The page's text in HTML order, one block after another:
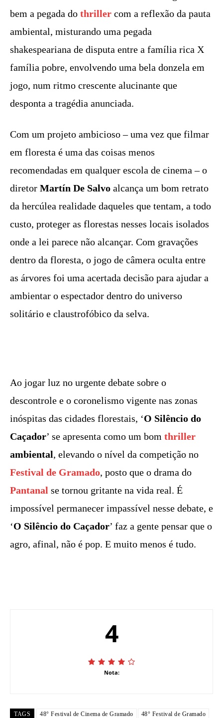
bem a pegada do thriller com a reflexão da pauta
ambiental, misturando uma pegada
shakespeariana de disputa entre a família rica X
família pobre, envolvendo uma bela donzela em
jogo, num ritmo crescente alucinante que
desponta a tragédia anunciada.
Com um projeto ambicioso – uma vez que filmar
em floresta é uma das coisas menos
recomendadas em qualquer escola de cinema – o
diretor Martín De Salvo alcança um bom retrato
da hercúlea realidade daqueles que tentam, a todo
custo, proteger as florestas nesses locais isolados
onde a lei parece não alcançar. Com gravações
dentro da floresta, o jogo de câmera oculta entre
as árvores foi uma acertada decisão para ajudar a
ambientar o espectador dentro do universo
solitário e claustrofóbico da selva.
Ao jogar luz no urgente debate sobre o
descontrole e o coronelismo vigente nas zonas
inóspitas das cidades florestais, ‘O Silêncio do
Caçador’ se apresenta como um bom thriller
ambiental, elevando o nível da competição no
Festival de Gramado, posto que o drama do
Pantanal se tornou gritante na vida real. É
impossível permanecer impassível nesse debate, e
‘O Silêncio do Caçador’ faz a gente pensar que o
agro, afinal, não é pop. E muito menos é tudo.
4
Nota:
TAGS 48° Festival de Cinema de Gramado
48° Festival de Gramado